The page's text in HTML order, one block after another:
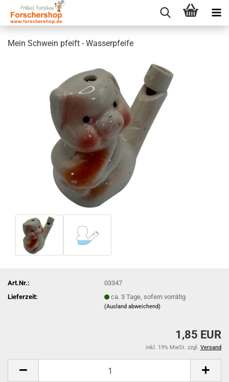
Mein Schwein pfeift - Wasserpfeife
Art.Nr.:
03347
Lieferzeit:
ca. 3 Tage, sofern vorrätig
(Ausland abweichend)
1,85 EUR
inkl. 19% MwSt. zzgl. Versand